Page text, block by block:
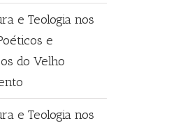
e Teologia nos
e
do Velho
e Teologia nos